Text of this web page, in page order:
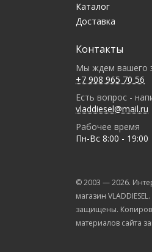
Каталог
Доставка
Контакты
Мы ждем вашего
+7 908 965 70 56
Есть вопрос -
vladdiesel@mail.ru
Рабочее время
Пн-Вс 8:00 - 19:00
© 2003 —2026.
магазин
защищены.
материалов сайта